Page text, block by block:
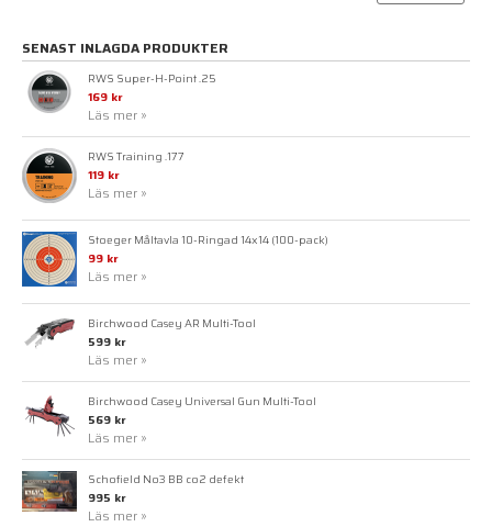
SENAST INLAGDA PRODUKTER
RWS Super-H-Point .25
169 kr
Läs mer »
RWS Training .177
119 kr
Läs mer »
Stoeger Måltavla 10-Ringad 14x14 (100-pack)
99 kr
Läs mer »
Birchwood Casey AR Multi-Tool
599 kr
Läs mer »
Birchwood Casey Universal Gun Multi-Tool
569 kr
Läs mer »
Schofield No3 BB co2 defekt
995 kr
Läs mer »